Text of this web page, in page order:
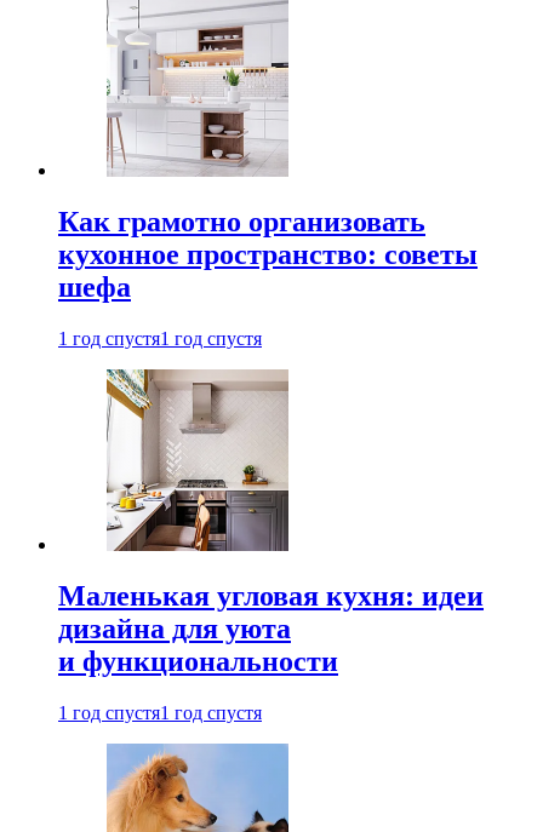
Как грамотно организовать
кухонное пространство: советы
шефа
1 год спустя1 год спустя
Маленькая угловая кухня: идеи
дизайна для уюта
и функциональности
1 год спустя1 год спустя